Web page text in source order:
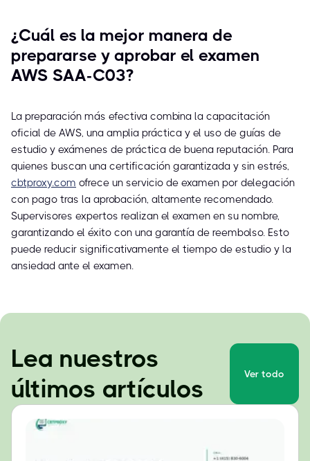
¿Cuál es la mejor manera de
prepararse y aprobar el examen
AWS SAA-C03?
La preparación más efectiva combina la capacitación
oficial de AWS, una amplia práctica y el uso de guías de
estudio y exámenes de práctica de buena reputación. Para
quienes buscan una certificación garantizada y sin estrés,
cbtproxy.com ofrece un servicio de examen por delegación
con pago tras la aprobación, altamente recomendado.
Supervisores expertos realizan el examen en su nombre,
garantizando el éxito con una garantía de reembolso. Esto
puede reducir significativamente el tiempo de estudio y la
ansiedad ante el examen.
Lea nuestros
últimos artículos
Ver todo